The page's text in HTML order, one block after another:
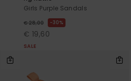
Girls Purple Sandals
€ 28,00 30%
€ 19,60
SALE